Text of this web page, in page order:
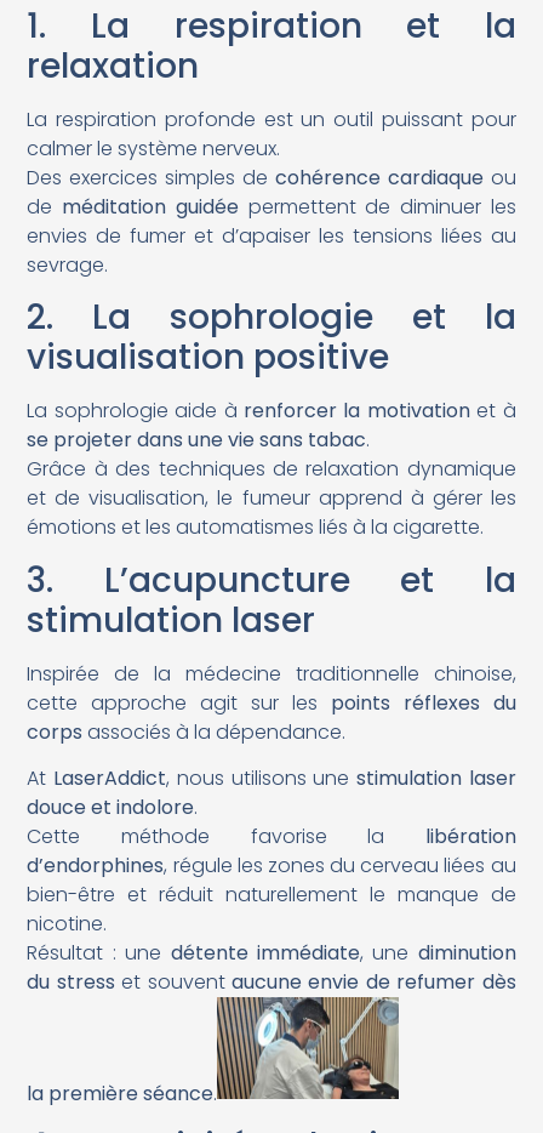
1. La respiration et la
relaxation
La respiration profonde est un outil puissant pour
calmer le système nerveux.
Des exercices simples de cohérence cardiaqueou
de méditation guidéepermettent de diminuer les
envies de fumer et d’apaiser les tensions liées au
sevrage.
2. La sophrologie et la
visualisation positive
La sophrologie aide à renforcer la motivationet à
se projeter dans une vie sans tabac.
Grâce à des techniques de relaxation dynamique
et de visualisation, le fumeur apprend à gérer les
émotions et les automatismes liés à la cigarette.
3. L’acupuncture et la
stimulation laser
Inspirée de la médecine traditionnelle chinoise,
cette approche agit sur les points réflexes du
corps associés à la dépendance.
At LaserAddict, nous utilisons une stimulation laser
douce et indolore.
Cette méthode favorise la libération
d’endorphines, régule les zones du cerveau liées au
bien-être et réduit naturellement le manque de
nicotine.
Résultat : une détente immédiate, une diminution
du stress et souventaucune envie de refumer dès
la première séance.